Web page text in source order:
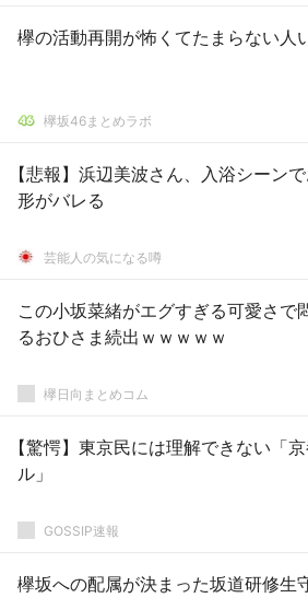
欅の活動再開が怖くてたまらない人
欅坂46まとめラボ
【悲報】浜辺美波さん、入浴シーン
形がバレる
芸能人の気になる噂
この小坂菜緒がエグすぎる可愛さで
るおひさま続出ｗｗｗｗｗ
欅日向まとめコム
【驚愕】東京民には理解できない「
ル」
GOSSIP速報
欅坂への配属が決まった坂道研修生